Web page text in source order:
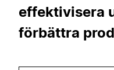
effektivisera
förbättra